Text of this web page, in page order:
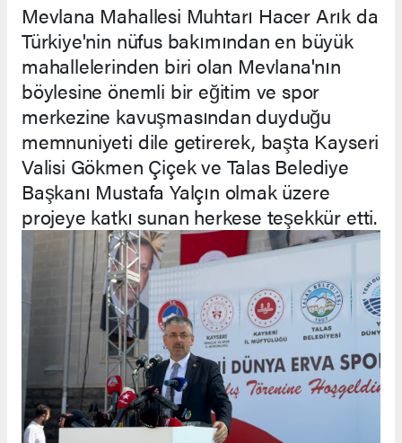
Mevlana Mahallesi Muhtarı Hacer Arık da
Türkiye'nin nüfus bakımından en büyük
mahallelerinden biri olan Mevlana'nın
böylesine önemli bir eğitim ve spor
merkezine kavuşmasından duyduğu
memnuniyeti dile getirerek, başta Kayseri
Valisi Gökmen Çiçek ve Talas Belediye
Başkanı Mustafa Yalçın olmak üzere
projeye katkı sunan herkese teşekkür etti.